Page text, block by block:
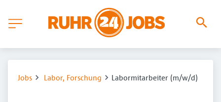
Jobs Labor, Forschung Labormitarbeiter (m/w/d)